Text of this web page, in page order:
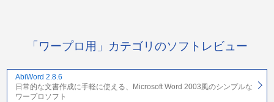
「ワープロ用」カテゴリのソフトレビュー
AbiWord 2.8.6
日常的な文書作成に手軽に使える、Microsoft Word 2003風のシンプルな
ワープロソフト